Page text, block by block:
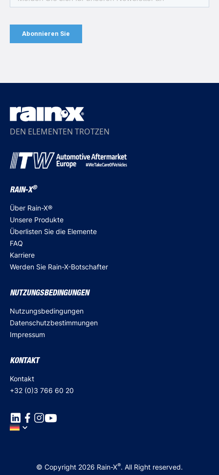
DEN ELEMENTEN TROTZEN
RAIN-X®
Über Rain-X®
Unsere Produkte
Überlisten Sie die Elemente
FAQ
Karriere
Werden Sie Rain-X-Botschafter
NUTZUNGSBEDINGUNGEN
Nutzungsbedingungen
Datenschutzbestimmungen
Impressum
KONTAKT
Kontakt
+32 (0)3 766 60 20
© Copyright 2026 Rain-X®. All Right reserved.